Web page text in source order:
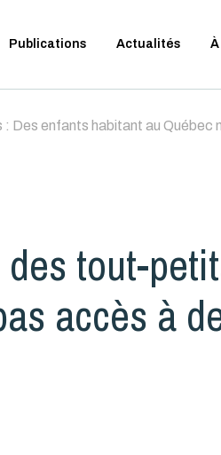
Publications Actualités
enfants habitant au Québec
tout-
accès à